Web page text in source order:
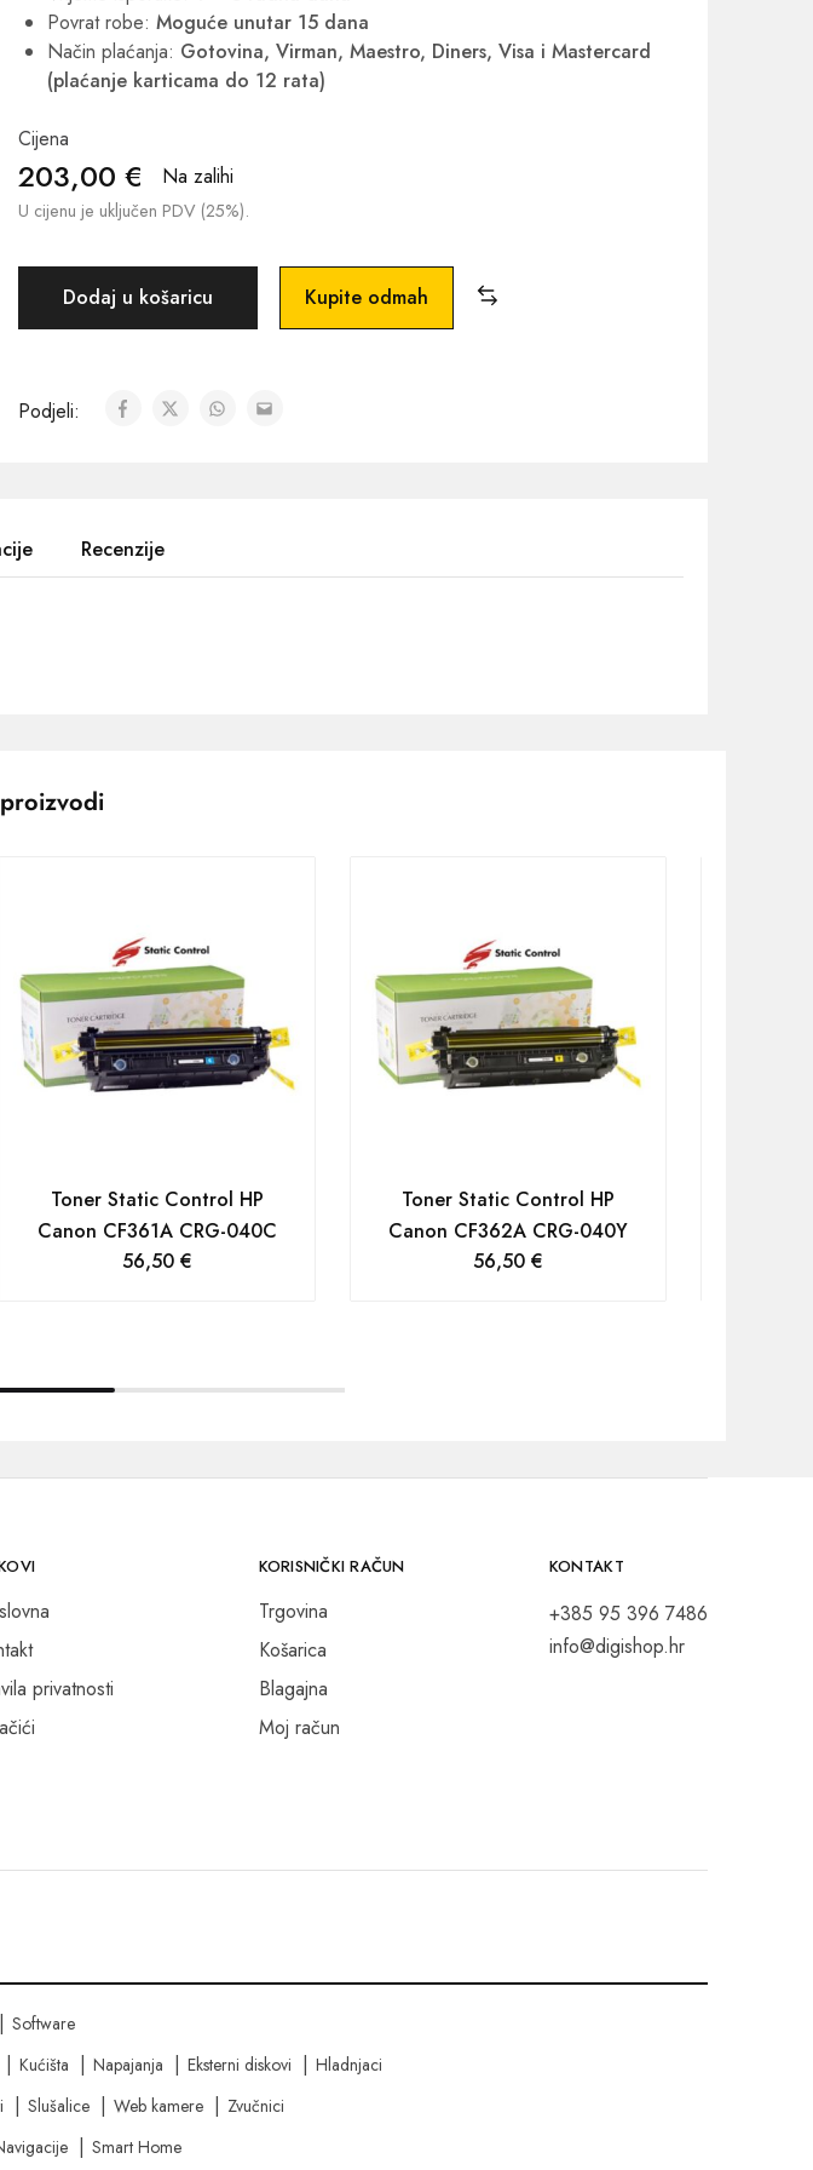
Povrat robe:Moguće unutar 15 dana
Način plaćanja: Gotovina, Virman, Maestro, Diners, Visa i Mastercard
(plaćanje karticama do 12 rata)
Cijena
203,00€ Na zalihi
U cijenu je uključen PDV (25%).
Dodaj u košaricu Kupite odmah
Podjeli:
Recenzije
Toner Static Control HP
Canon CF361A CRG-040C
56,50 €
Toner Static Control HP
Canon CF362A CRG-040Y
56,50 €
privatnosti
KORISNIČKI RAČUN
Trgovina
Košarica
Blagajna
Moj račun
KONTAKT
+385 95 396 7486
info@digishop.hr
Software
Kućišta Napajanja Eksterni diskovi
Hladnjaci
Slušalice Web kamere
Zvučnici
Smart Home